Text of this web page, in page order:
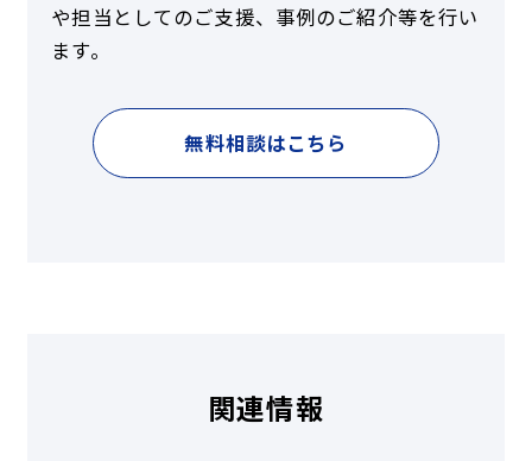
や担当としてのご支援、事例のご紹介等を行い
ます。
無料相談はこちら
関連情報